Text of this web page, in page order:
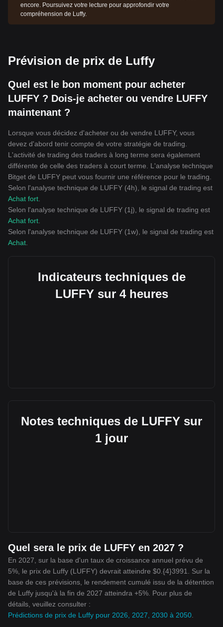
encore. Poursuivez votre lecture pour approfondir votre
compréhension de Luffy.
Prévision de prix de Luffy
Quel est le bon moment pour acheter
LUFFY ? Dois-je acheter ou vendre LUFFY
maintenant ?
Lorsque vous décidez d'acheter ou de vendre LUFFY, vous
devez d'abord tenir compte de votre stratégie de trading.
L'activité de trading des traders à long terme sera également
différente de celle des traders à court terme. L'analyse technique
Bitget de LUFFY peut vous fournir une référence pour le trading.
Selon l'analyse technique de LUFFY (4h), le signal de trading est
Achat fort
Selon l'analyse technique de LUFFY (1j), le signal de trading est
Achat fort
Selon l'analyse technique de LUFFY (1w), le signal de trading est
Achat
Indicateurs techniques de
LUFFY sur 4 heures
Notes techniques de LUFFY sur
1 jour
Quel sera le prix de LUFFY en 2027 ?
En 2027, sur la base d'un taux de croissance annuel prévu de
5%, le prix de Luffy (LUFFY) devrait atteindre $0.{4}3991. Sur la
base de ces prévisions, le rendement cumulé issu de la détention
de Luffy jusqu'à la fin de 2027 atteindra +5%. Pour plus de
détails, veuillez consulter :
Prédictions de prix de Luffy pour 2026, 2027, 2030 à 2050